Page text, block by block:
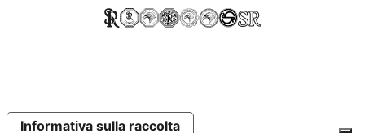
Informativa sulla raccolta